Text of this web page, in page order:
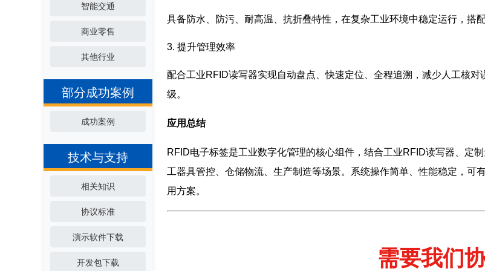
智能交通
商业零售
其他行业
部分成功案例
成功案例
技术与支持
相关知识
协议标准
演示软件下载
开发包下载
具备防水、防污、耐高温、抗折叠特性，在复杂工业环境中稳定运行，搭
3. 提升管理效率
配合工业RFID读写器实现自动盘点、快速定位、全程追溯，减少人工核
级。
应用总结
RFID电子标签是工业数字化管理的核心组件，结合工业RFID读写器、定
工器具管控、仓储物流、生产制造等场景。系统操作简单、性能稳定，
用方案。
需要我们